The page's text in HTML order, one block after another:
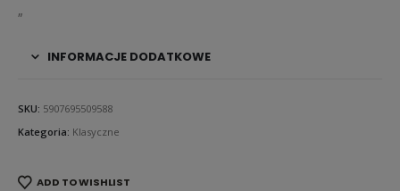
„
INFORMACJE DODATKOWE
SKU: 5907695509588
Kategoria: Klasyczne
ADD TO WISHLIST